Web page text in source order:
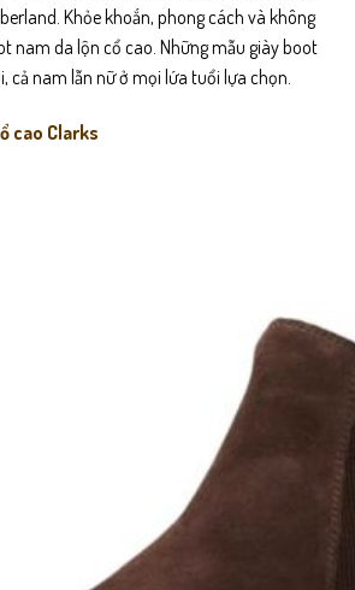
Khỏe khoắn, phong cách và không
nam da lộn cổ cao. Những mẫu giày boot
cả nam lẫn nữ ở mọi lứa tuổi lựa chọn.
cao Clarks